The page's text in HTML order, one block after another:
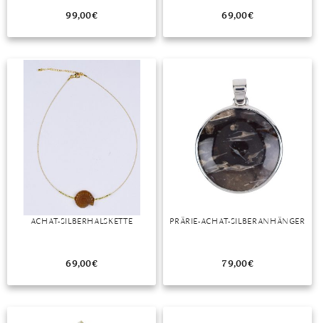
99,00€ 69,00€
ACHAT-SILBERHALSKETTE
69,00€
PRÄRIE-ACHAT-SILBERANHÄNGER
79,00€